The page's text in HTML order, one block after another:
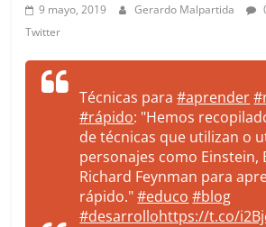
9 mayo, 2019 Gerardo Malpartida
Twitter
Técnicas para#aprender
#rápido: "Hemos
de técnicas que utilizan o
personajes como Einstein,
Richard Feynman para
rápido."#educo #blog
#desarrollohttps://t.co/